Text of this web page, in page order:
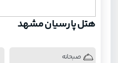
هتل پارسیان مشهد
صبحانه